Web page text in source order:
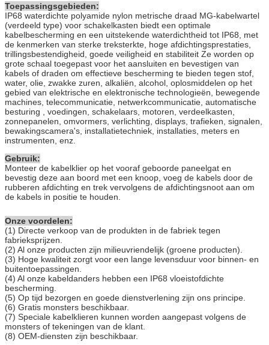
Toepassingsgebieden:
IP68 waterdichte polyamide nylon metrische draad MG-kabelwartel
(verdeeld type) voor schakelkasten biedt een optimale
kabelbescherming en een uitstekende waterdichtheid tot IP68, met
de kenmerken van sterke treksterkte, hoge afdichtingsprestaties,
trillingsbestendigheid, goede veiligheid en stabiliteit Ze worden op
grote schaal toegepast voor het aansluiten en bevestigen van
kabels of draden om effectieve bescherming te bieden tegen stof,
water, olie, zwakke zuren, alkaliën, alcohol, oplosmiddelen op het
gebied van elektrische en elektronische technologieën, bewegende
machines, telecommunicatie, netwerkcommunicatie, automatische
besturing , voedingen, schakelaars, motoren, verdeelkasten,
zonnepanelen, omvormers, verlichting, displays, trafieken, signalen,
bewakingscamera's, installatietechniek, installaties, meters en
instrumenten, enz.
Gebruik:
Monteer de kabelklier op het vooraf geboorde paneelgat en
bevestig deze aan boord met een knoop, voeg de kabels door de
rubberen afdichting en trek vervolgens de afdichtingsnoot aan om
de kabels in positie te houden.
Onze voordelen:
(1) Directe verkoop van de produkten in de fabriek tegen
fabrieksprijzen.
(2) Al onze producten zijn milieuvriendelijk (groene producten).
(3) Hoge kwaliteit zorgt voor een lange levensduur voor binnen- en
buitentoepassingen.
(4) Al onze kabeldanders hebben een IP68 vloeistofdichte
bescherming.
(5) Op tijd bezorgen en goede dienstverlening zijn ons principe.
(6) Gratis monsters beschikbaar.
(7) Speciale kabelklieren kunnen worden aangepast volgens de
monsters of tekeningen van de klant.
(8) OEM-diensten zijn beschikbaar.